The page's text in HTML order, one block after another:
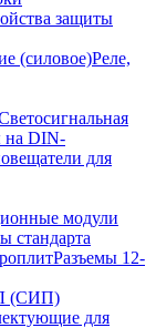
защиты
(силовое)Реле,
на DIN-
для
модули
стандарта
Разъемы 12-
(СИП)
для